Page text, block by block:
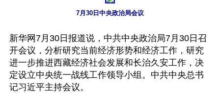
7月30日中央政治局会议
新华网7月30日报道说，中共中央政治局7月30日召
开会议，分析研究当前经济形势和经济工作，研究
进一步推进西藏经济社会发展和长治久安工作，决
定设立中央统一战线工作领导小组。中共中央总书
记习近平主持会议。